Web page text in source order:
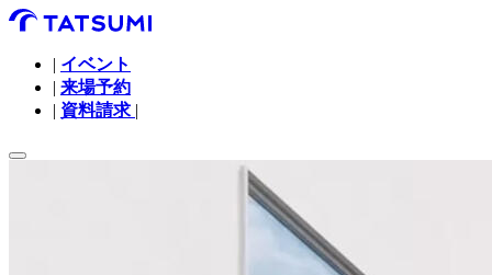
| イベント
| 来場予約
| 資料請求 |